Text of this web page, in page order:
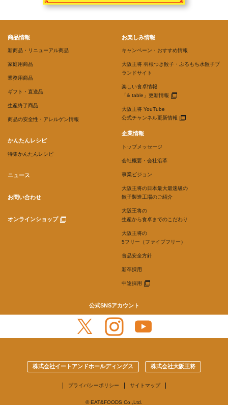
商品情報
新商品・リニューアル商品
家庭用商品
業務用商品
ギフト・直送品
生産終了商品
商品の安全性・アレルゲン情報
お楽しみ情報
キャンペーン・おすすめ情報
大阪王将 羽根つき餃子・ぷるもち水餃子ブ
ランドサイト
楽しい食卓情報
「& table」更新情報
大阪王将 YouTube
公式チャンネル更新情報
かんたんレシピ
特集かんたんレシピ
ニュース
お問い合わせ
オンラインショップ
企業情報
トップメッセージ
会社概要・会社沿革
事業ビジョン
大阪王将の日本最大最速級の
餃子製造工場のご紹介
大阪王将の
生産から食卓までのこだわり
大阪王将の
5フリー（ファイブフリー）
食品安全方針
新卒採用
中途採用
公式SNSアカウント
株式会社イートアンドホールディングス 株式会社大阪王将
プライバシーポリシー サイトマップ
© EAT&FOODS Co.,Ltd.